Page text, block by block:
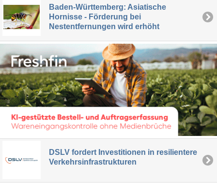
Baden-Württemberg: Asiatische
Hornisse - Förderung bei
Nestentfernungen wird erhöht
DSLV fordert Investitionen in resilientere
Verkehrsinfrastrukturen